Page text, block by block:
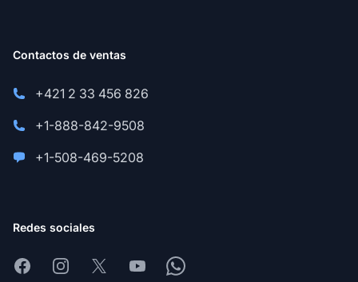
Contactos de ventas
+421 2 33 456 826
+1-888-842-9508
+1-508-469-5208
Redes sociales
FacebookInstagram
X YoutubeWhatsapp